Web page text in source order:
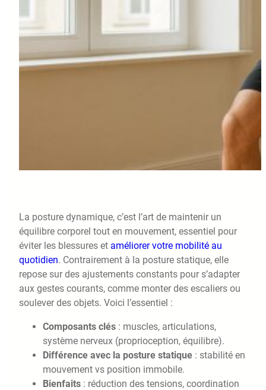
La posture dynamique, c’est l’art de maintenir un
équilibre corporel tout en mouvement, essentiel pour
éviter les blessures et améliorer votre mobilité au
quotidien. Contrairement à la posture statique, elle
repose sur des ajustements constants pour s’adapter
aux gestes courants, comme monter des escaliers ou
soulever des objets. Voici l’essentiel :
Composants clés : muscles, articulations,
système nerveux (proprioception, équilibre).
Différence avec la posture statique : stabilité en
mouvement vs position immobile.
Bienfaits : réduction des tensions, coordination